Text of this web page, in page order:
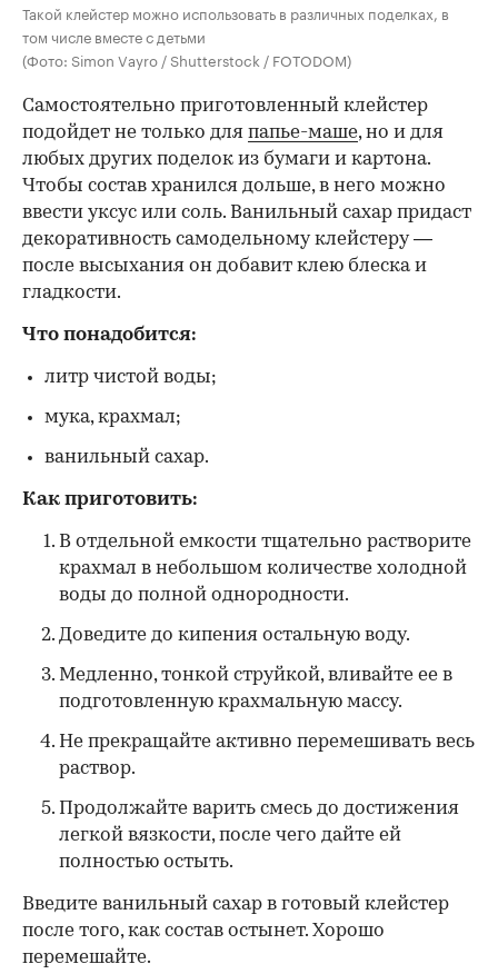
Такой клейстер можно использовать в различных поделках, в
том числе вместе с детьми
(Фото: Simon Vayro / Shutterstock / FOTODOM)
Самостоятельно приготовленный клейстер
подойдет не только для папье-маше, но и для
любых других поделок из бумаги и картона.
Чтобы состав хранился дольше, в него можно
ввести уксус или соль. Ванильный сахар придаст
декоративность самодельному клейстеру —
после высыхания он добавит клею блеска и
гладкости.
Что понадобится:
литр чистой воды;
мука, крахмал;
ванильный сахар.
Как приготовить:
В отдельной емкости тщательно растворите
крахмал в небольшом количестве холодной
воды до полной однородности.
Доведите до кипения остальную воду.
Медленно, тонкой струйкой, вливайте ее в
подготовленную крахмальную массу.
Не прекращайте активно перемешивать весь
раствор.
Продолжайте варить смесь до достижения
легкой вязкости, после чего дайте ей
полностью остыть.
Введите ванильный сахар в готовый клейстер
после того, как состав остынет. Хорошо
перемешайте.